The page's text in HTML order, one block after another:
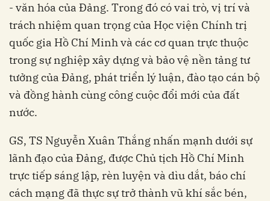
- văn hóa của Đảng. Trong đó có vai trò, vị trí và
trách nhiệm quan trọng của Học viện Chính trị
quốc gia Hồ Chí Minh và các cơ quan trực thuộc
trong sự nghiệp xây dựng và bảo vệ nền tảng tư
tưởng của Đảng, phát triển lý luận, đào tạo cán bộ
và đồng hành cùng công cuộc đổi mới của đất
nước.
GS, TS Nguyễn Xuân Thắng nhấn mạnh dưới sự
lãnh đạo của Đảng, được Chủ tịch Hồ Chí Minh
trực tiếp sáng lập, rèn luyện và dìu dắt, báo chí
cách mạng đã thực sự trở thành vũ khí sắc bén,